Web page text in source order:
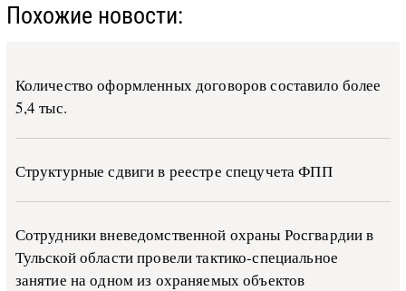
Похожие новости:
Количество оформленных договоров составило более
5,4 тыс.
Структурные сдвиги в реестре спецучета ФПП
Сотрудники вневедомственной охраны Росгвардии в
Тульской области провели тактико-специальное
занятие на одном из охраняемых объектов